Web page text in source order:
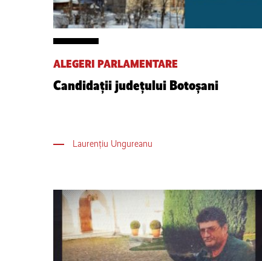
ALEGERI PARLAMENTARE
Candidații județului Botoșani
Laurențiu Ungureanu